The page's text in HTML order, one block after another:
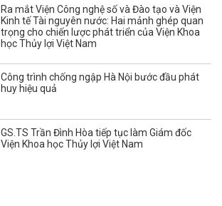
Ra mắt Viện Công nghệ số và Đào tạo và Viện
Kinh tế Tài nguyên nước: Hai mảnh ghép quan
trọng cho chiến lược phát triển của Viện Khoa
học Thủy lợi Việt Nam
Công trình chống ngập Hà Nội bước đầu phát
huy hiệu quả
GS.TS Trần Đình Hòa tiếp tục làm Giám đốc
Viện Khoa học Thủy lợi Việt Nam